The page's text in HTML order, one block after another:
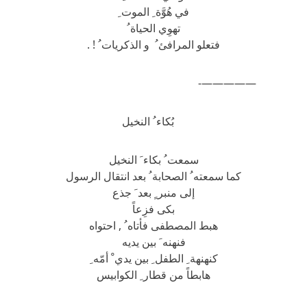
في هُوَّة ِ الموت ِ
تهوِي الحياة ُ
فتعلو المرافئ ُ و الذكريات ُ ! .
—————-
بُكاء ُ النخيل
سمعت ُ بكاء َ النخيل
كما سمعته ُ الصحابة ُ بعد انتقال الرسول
إلى منبر ٍ بعد َ جذع
بكى فزِعاً
هبط المصطفى فأتاه ُ , احتواه
فنهنه َ بين يديه
كنهنهة ِ الطفل ِ بين يدي ْ أمّه ِ
هابطاً من قطار ِ الكوابيس